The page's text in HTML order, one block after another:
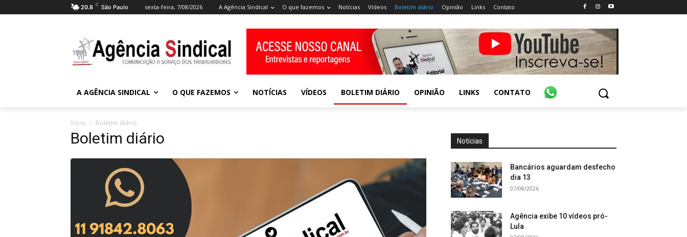
20.8 C São Paulo sexta-feira, 7/08/2026 A Agência Sindical O que fazemos Notícias Vídeos Boletim diário Opinião Links Contato
A AGÊNCIA SINDICAL O QUE FAZEMOS NOTÍCIAS VÍDEOS BOLETIM DIÁRIO OPINIÃO LINKS CONTATO
Início Boletim diário
Boletim diário Notícias
Bancários aguardam desfecho
dia 13
07/08/2026
Agência exibe 10 vídeos pró-
Lula